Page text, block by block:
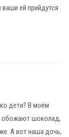
ей прийдутся
дети? В моём
обожают шоколад,
А вот наша дочь,